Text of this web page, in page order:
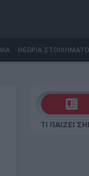
ΘΕΩΡΙΑ
ΤΙ ΠΑΙΖΕΙ